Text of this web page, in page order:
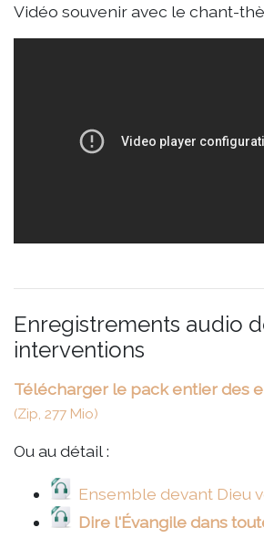
Vidéo souvenir avec le chant-
Enregistrements audio
interventions
Télécharger le pack entier des
(Zip, 277 Mio)
Ou au détail :
Ensemble devant Dieu
Dire l'Évangile dans